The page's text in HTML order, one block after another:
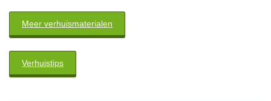
Meer verhuismaterialen
Verhuistips